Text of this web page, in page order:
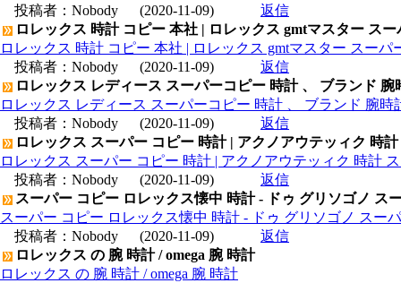
投稿者： Nobody (2020-11-09)
返信
ロレックス 時計 コピー 本社 | ロレックス gmtマスター ス
ロレックス 時計 コピー 本社 | ロレックス gmtマスター スーパ
投稿者： Nobody (2020-11-09)
返信
ロレックス レディース スーパーコピー 時計 、 ブランド
ロレックス レディース スーパーコピー 時計 、 ブランド 腕時
投稿者： Nobody (2020-11-09)
返信
ロレックス スーパー コピー 時計 | アクノアウテッィク 時
ロレックス スーパー コピー 時計 | アクノアウテッィク 時計
投稿者： Nobody (2020-11-09)
返信
スーパー コピー ロレックス懐中 時計 - ドゥ グリソゴノ ス
スーパー コピー ロレックス懐中 時計 - ドゥ グリソゴノ スー
投稿者： Nobody (2020-11-09)
返信
ロレックス の 腕 時計 / omega 腕 時計
ロレックス の 腕 時計 / omega 腕 時計